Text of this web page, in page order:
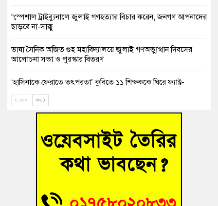
“স্পেশাল ট্রাইব্যুনালে জুলাই গণহত্যার বিচার করেন, জনগণ আপনাদের
ছাড়বে না-সাক্কু
ভাষা সৈনিক অজিত গুহ মহাবিদ্যালয়ে জুলাই গণঅভ্যুত্থান দিবসের
আলোচনা সভা ও পুরস্কার বিতরণ
‘হাসিনাকে ফেরাতে তৎপরতা’ কুবিতে ১১ শিক্ষককে ঘিরে ফ্যাক্ট-
বাঁশের খুঁটিতে ভর করে টিকে আছে সেতু
জুলাই গণঅভ্যুত্থান দিবসে কুমিল্লায় শ্রদ্ধা, র‍্যালি ও সংবর্ধনা
তনু হত্যা মামলায় গ্রেফতার সাবেক সেনা সদস্য হাফিজুর রহমান
হাইকোর্টের জামিনে মুক্ত
আহত শিক্ষার্থীদের দেখতে গিয়ে মেডিকেলের ক্যান্টিনে অবরুদ্ধ জবি
আগে পরে